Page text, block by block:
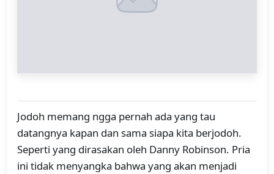
Jodoh memang ngga pernah ada yang tau
datangnya kapan dan sama siapa kita berjodoh.
Seperti yang dirasakan oleh Danny Robinson. Pria
ini tidak menyangka bahwa yang akan menjadi